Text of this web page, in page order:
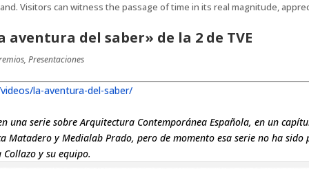
Visitors can witness the passage of time in its real magnitude,
aventura del saber» de la 2 de TVE
, Presentaciones
videos/la-aventura-del-saber/
una serie sobre Arquitectura Contemporánea Española, en un
Matadero y Medialab Prado, pero de momento esa serie no ha sido
y su equipo.